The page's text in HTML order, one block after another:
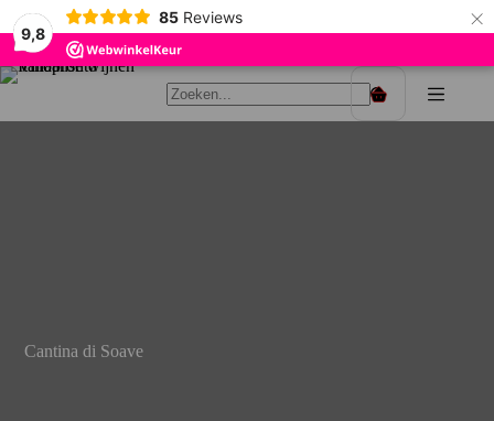
9,8
85 Reviews ×
Ga
Winkelwagen
Cantina di Soave